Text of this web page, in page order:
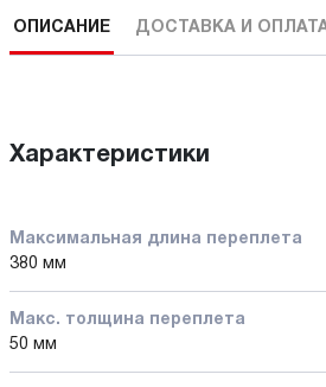
ОПИСАНИЕ ДОСТАВКА И
Характеристики
Максимальная длина переплета
380 мм
Макс. толщина переплета
50 мм